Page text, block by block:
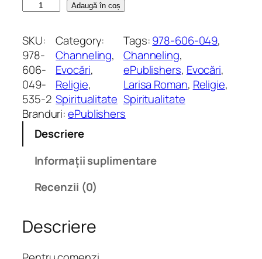
n
t
i
t
a
t
e
a
O
Adaugă în coș
SKU:
978-
606-
049-
535-2
Category:
Channeling
Evocări
Religie
Spiritualitate
Tags:978-606-049
Channeling
ePublishers, Evocări
Larisa Roman, Religie
Spiritualitate
Branduri:ePublishers
Descriere
Informații suplimentare
Recenzii (0)
Descriere